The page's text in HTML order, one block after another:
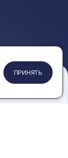
ПРИНЯТЬ